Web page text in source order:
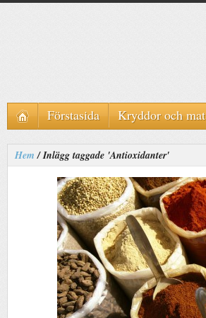
Förstasida Kryddor och mat
Hem /Inlägg taggade 'Antioxidanter'